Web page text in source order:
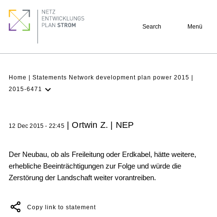
main
Search Menü
Breadcrumb
Home
Statements Network development plan power 2015
2015-6471
Archive
12 Dec 2015 - 22:45 | Ortwin Z. | NEP
Der Neubau, ob als Freileitung oder Erdkabel, hätte weitere,
erhebliche Beeinträchtigungen zur Folge und würde die
Zerstörung der Landschaft weiter vorantreiben.
Copy link to statement
quick
links